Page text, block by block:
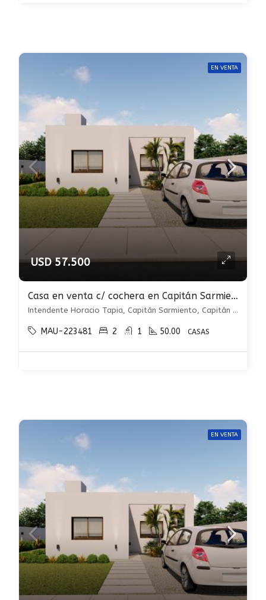
EN VENTA
USD 57.500
Casa en venta c/ cochera en Capitán Sarmiento
Intendente Horacio Tapia, Capitán Sarmiento, Capitán Sarmiento
MAU-223481 2 1 50.00 CASAS
EN VENTA